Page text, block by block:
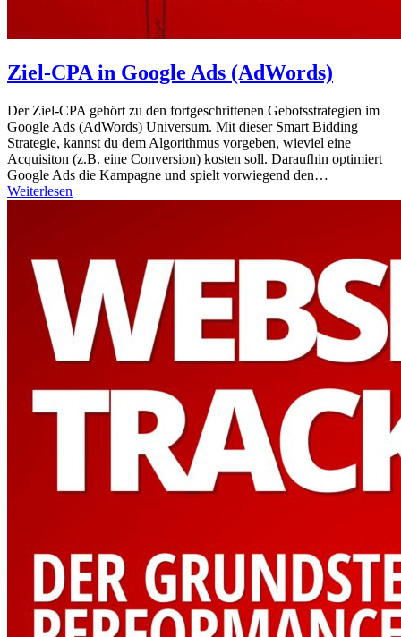
Ziel-CPA in Google Ads (AdWords)
Der Ziel-CPA gehört zu den fortgeschrittenen Gebotsstrategien im
Google Ads (AdWords) Universum. Mit dieser Smart Bidding
Strategie, kannst du dem Algorithmus vorgeben, wieviel eine
Acquisiton (z.B. eine Conversion) kosten soll. Daraufhin optimiert
Google Ads die Kampagne und spielt vorwiegend den…
Weiterlesen